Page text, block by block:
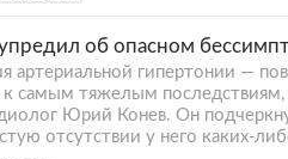
об опасном
артериальной гипертонии —
самым тяжелым последствиям,
Юрий Конев. Он
отсутствии у него каких-